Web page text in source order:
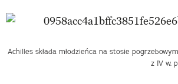
Achilles składa młodzieńca na stosie
z IV w.